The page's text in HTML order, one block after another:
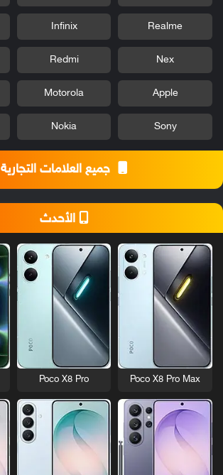
Realme
Infinix
Nex
Redmi
Apple
Motorola
Sony
Nokia
جميع العلامات التجارية
الأحدث
Poco X8 Pro Max
Poco X8 Pro